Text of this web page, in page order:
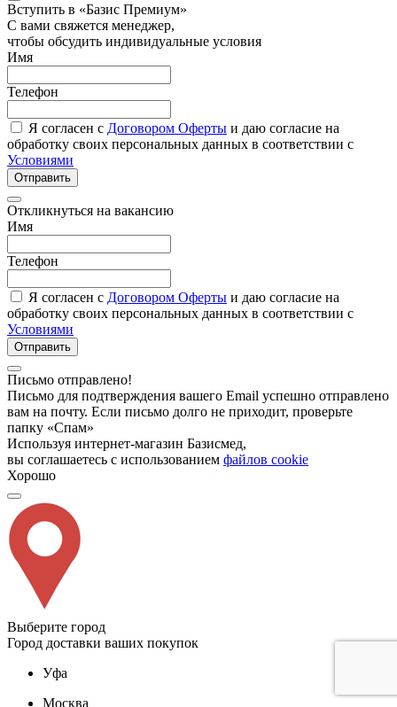
Вступить в «Базис Премиум»
С вами свяжется менеджер,
чтобы обсудить индивидуальные условия
Имя
Телефон
Я согласен с Договором Оферты и даю согласие на
обработку своих персональных данных в соответствии с
Условиями
Отправить
Откликнуться на вакансию
Имя
Телефон
Я согласен с Договором Оферты и даю согласие на
обработку своих персональных данных в соответствии с
Условиями
Отправить
Письмо отправлено!
Письмо для подтверждения вашего Email успешно отправлено
вам на почту. Если письмо долго не приходит, проверьте
папку «Спам»
Используя интернет-магазин Базисмед,
вы соглашаетесь с использованием файлов cookie
Хорошо
Выберите город
Город доставки ваших покупок
Уфа
Москва